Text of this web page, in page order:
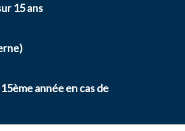
15 ans
année en cas de